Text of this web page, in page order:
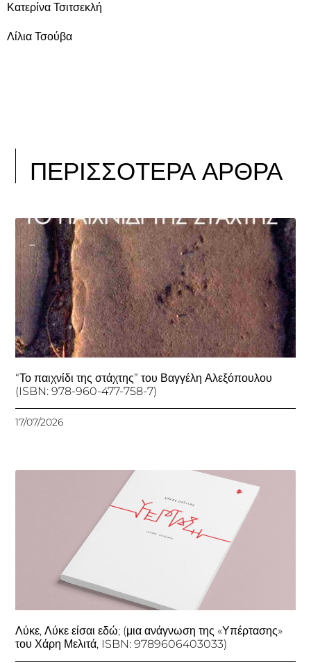
Κατερίνα Τσιτσεκλή
Λίλια Τσούβα
ΠΕΡΙΣΣΟΤΕΡΑ ΑΡΘΡΑ
“Το παιχνίδι της στάχτης” του Βαγγέλη Αλεξόπουλου
(ISBN: 978-960-477-758-7)
17/07/2026
Λύκε, Λύκε είσαι εδώ; (μια ανάγνωση της «Υπέρτασης»
του Χάρη Μελιτά, ISBN: 9789606403033)